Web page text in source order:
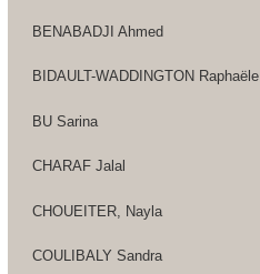
BENABADJI Ahmed
BIDAULT-WADDINGTON Raphaële
BU Sarina
CHARAF Jalal
CHOUEITER, Nayla
COULIBALY Sandra